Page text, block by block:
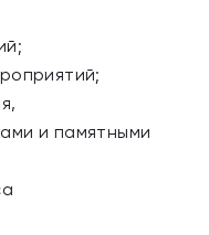
и памятными